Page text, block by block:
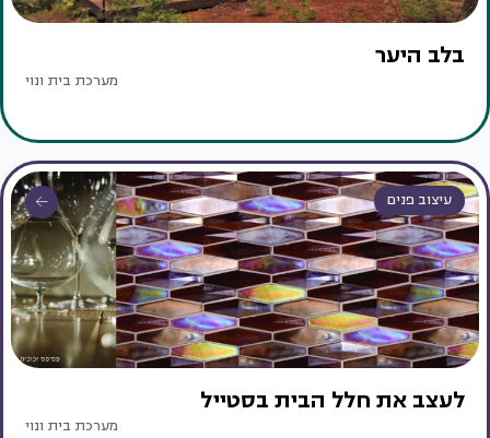
בלב היער
מערכת בית ונוי
עיצוב פנים
לעצב את חלל הבית בסטייל
מערכת בית ונוי